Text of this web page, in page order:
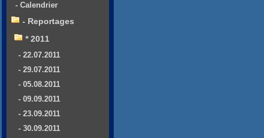
- Calendrier
- Reportages
* 2011
- 22.07.2011
- 29.07.2011
- 05.08.2011
- 09.09.2011
- 23.09.2011
- 30.09.2011